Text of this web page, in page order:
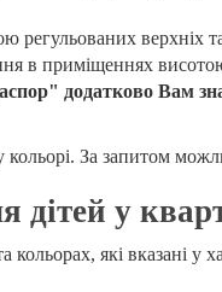
регульованих верхніх
в приміщеннях
додатково Вам
За запитом
дітей у
які вказані у